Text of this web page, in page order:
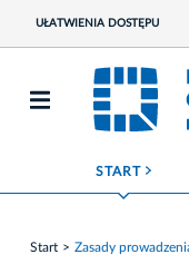
UŁATWIENIA DOSTĘPU
START ROZWIŃ MENU
Start Zasady